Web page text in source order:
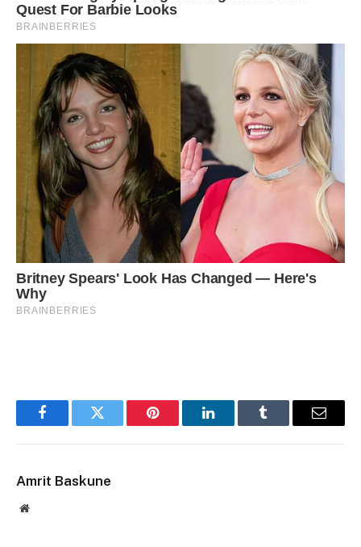
FacebookTwitter Pinterest LinkedInTumblr Email
Amrit Baskune
Website